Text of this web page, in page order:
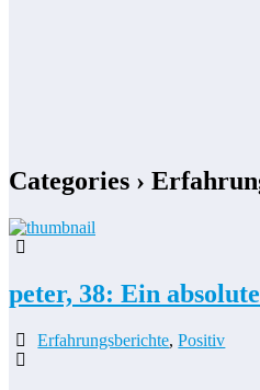
Categories ›
peter, 38: Ein
Erfahrungsberichte,Positiv